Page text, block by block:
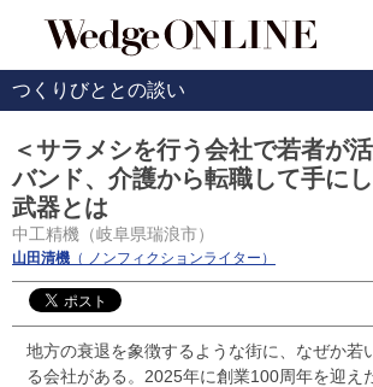
つくりびととの談い
＜サラメシを行う会社で若者が
バンド、介護から転職して手に
武器とは
中工精機（岐阜県瑞浪市）
山田清機 （ ノンフィクションライター）
地方の衰退を象徴するような街に、なぜか若
る会社がある。2025年に創業100周年を迎え